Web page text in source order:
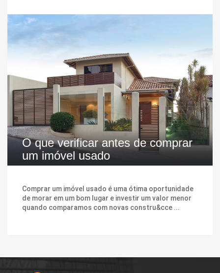
O que verificar antes de comprar
um imóvel usado
Comprar um imóvel usado é uma ótima oportunidade
de morar em um bom lugar e investir um valor menor
quando comparamos com novas constru&cce ...